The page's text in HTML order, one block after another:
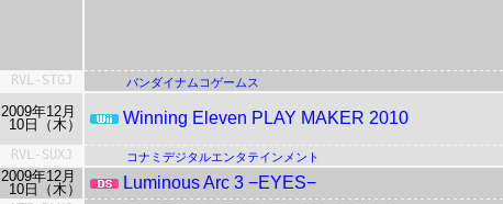
RVL-STGJ バンダイナムコゲームス
2009年12月
10日（木）
Winning Eleven PLAY MAKER 2010
RVL-SUXJ コナミデジタルエンタテインメント
2009年12月
10日（木）
Luminous Arc 3 −EYES−